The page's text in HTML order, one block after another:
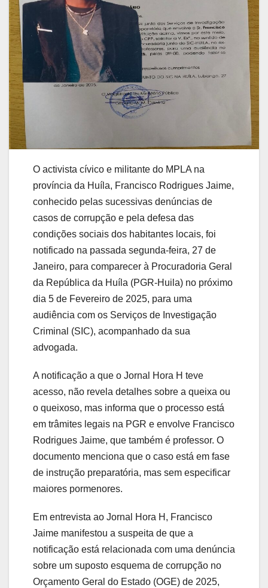
O activista cívico e militante do MPLA na
província da Huíla, Francisco Rodrigues Jaime,
conhecido pelas sucessivas denúncias de
casos de corrupção e pela defesa das
condições sociais dos habitantes locais, foi
notificado na passada segunda-feira, 27 de
Janeiro, para comparecer à Procuradoria Geral
da República da Huíla (PGR-Huila) no próximo
dia 5 de Fevereiro de 2025, para uma
audiência com os Serviços de Investigação
Criminal (SIC), acompanhado da sua
advogada.
A notificação a que o Jornal Hora H teve
acesso, não revela detalhes sobre a queixa ou
o queixoso, mas informa que o processo está
em trâmites legais na PGR e envolve Francisco
Rodrigues Jaime, que também é professor. O
documento menciona que o caso está em fase
de instrução preparatória, mas sem especificar
maiores pormenores.
Em entrevista ao Jornal Hora H, Francisco
Jaime manifestou a suspeita de que a
notificação está relacionada com uma denúncia
sobre um suposto esquema de corrupção no
Orçamento Geral do Estado (OGE) de 2025,